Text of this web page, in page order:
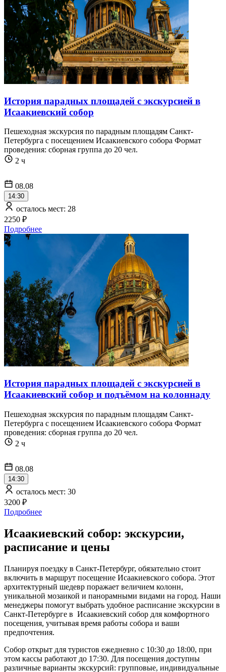
История парадных площадей с экскурсией в
Исаакиевский собор
Пешеходная экскурсия по парадным площадям Санкт-
Петербурга с посещением Исаакиевского собора Формат
проведения: сборная группа до 20 чел.
2 ч
08.08
14:30
осталось мест: 28
2250 ₽
Подробнее
История парадных площадей с экскурсией в
Исаакиевский собор и подъёмом на колоннаду
Пешеходная экскурсия по парадным площадям Санкт-
Петербурга с посещением Исаакиевского собора Формат
проведения: сборная группа до 20 чел.
2 ч
08.08
14:30
осталось мест: 30
3200 ₽
Подробнее
Исаакиевский собор: экскурсии,
расписание и цены
Планируя поездку в Санкт-Петербург, обязательно стоит
включить в маршрут посещение Исаакиевского собора. Этот
архитектурный шедевр поражает величием колонн,
уникальной мозаикой и панорамными видами на город. Наши
менеджеры помогут выбрать удобное расписание экскурсии в
Санкт-Петербурге в Исаакиевский собор для комфортного
посещения, учитывая время работы собора и ваши
предпочтения.
Собор открыт для туристов ежедневно с 10:30 до 18:00, при
этом кассы работают до 17:30. Для посещения доступны
различные варианты экскурсий: групповые, индивидуальные